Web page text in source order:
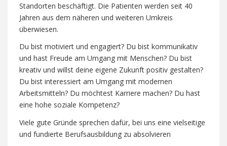
Standorten beschäftigt. Die Patienten werden seit 40
Jahren aus dem näheren und weiteren Umkreis
überwiesen.
Du bist motiviert und engagiert? Du bist kommunikativ
und hast Freude am Umgang mit Menschen? Du bist
kreativ und willst deine eigene Zukunft positiv gestalten?
Du bist interessiert am Umgang mit modernen
Arbeitsmitteln? Du möchtest Karriere machen? Du hast
eine hohe soziale Kompetenz?
Viele gute Gründe sprechen dafür, bei uns eine vielseitige
und fundierte Berufsausbildung zu absolvieren